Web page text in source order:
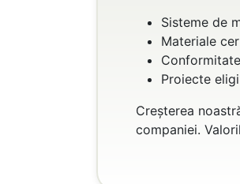
Sisteme de
Materiale
Proiecte
Creșterea
companiei.